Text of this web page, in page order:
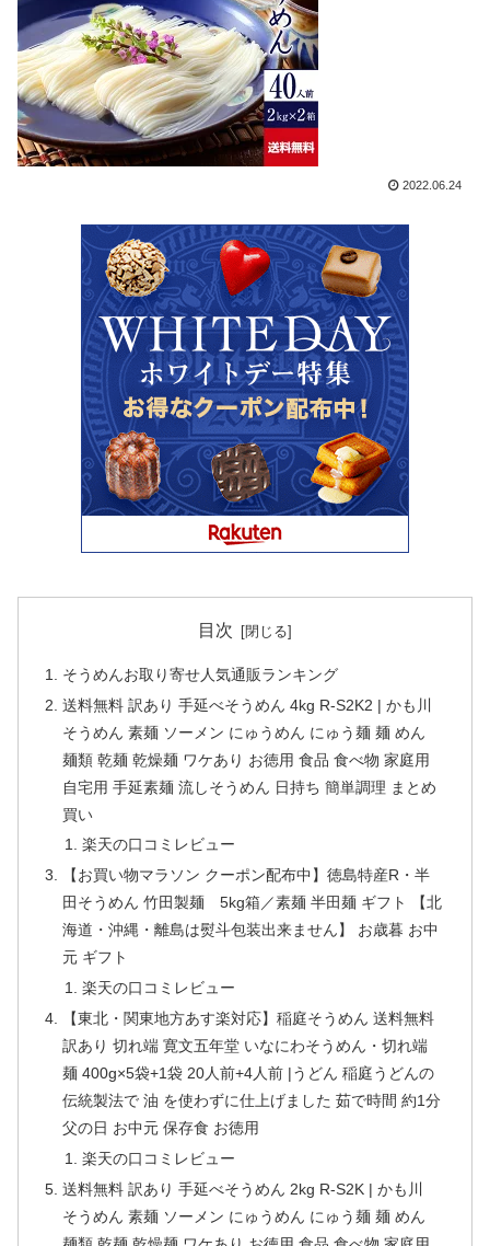
2022.06.24
目次
そうめんお取り寄せ人気通販ランキング
送料無料 訳あり 手延べそうめん 4kg R-S2K2 | かも川
そうめん 素麺 ソーメン にゅうめん にゅう麺 麺 めん
麺類 乾麺 乾燥麺 ワケあり お徳用 食品 食べ物 家庭用
自宅用 手延素麺 流しそうめん 日持ち 簡単調理 まとめ
買い
楽天の口コミレビュー
【お買い物マラソン クーポン配布中】徳島特産R・半
田そうめん 竹田製麺 5kg箱／素麺 半田麺 ギフト 【北
海道・沖縄・離島は熨斗包装出来ません】 お歳暮 お中
元 ギフト
楽天の口コミレビュー
【東北・関東地方あす楽対応】稲庭そうめん 送料無料
訳あり 切れ端 寛文五年堂 いなにわそうめん・切れ端
麺 400g×5袋+1袋 20人前+4人前 |うどん 稲庭うどんの
伝統製法で 油 を使わずに仕上げました 茹で時間 約1分
父の日 お中元 保存食 お徳用
楽天の口コミレビュー
送料無料 訳あり 手延べそうめん 2kg R-S2K | かも川
そうめん 素麺 ソーメン にゅうめん にゅう麺 麺 めん